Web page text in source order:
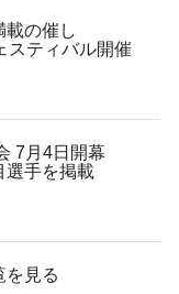
載の催し
スティバル開催
7月4日開幕
選手を掲載
を見る